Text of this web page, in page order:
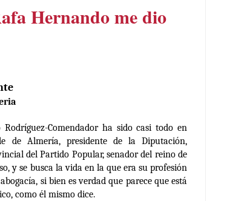
Hernando me dio
Rodríguez-Comendador ha sido casi todo en
de Almería, presidente de la Diputación,
del Partido Popular, senador del reino de
y se busca la vida en la que era su profesión
si bien es verdad que parece que está
como él mismo dice.